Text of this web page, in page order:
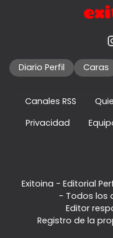
Diario Perfil Caras
Canales RSS
Privacidad
Exitoina - Editorial
- Todos los
Editor
Registro de la